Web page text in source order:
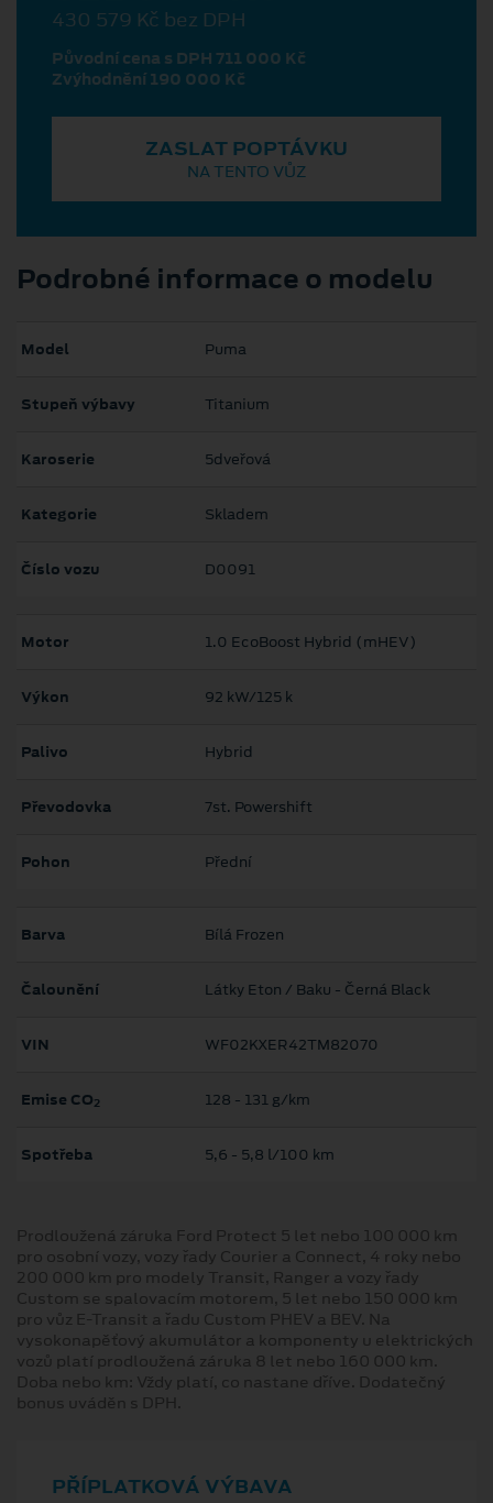
430 579 Kč bez DPH
Původní cena s DPH 711 000 Kč
Zvýhodnění 190 000 Kč
ZASLAT POPTÁVKU
NA TENTO VŮZ
Podrobné informace o modelu
Model Puma
Stupeň výbavy Titanium
Karoserie 5dveřová
Kategorie Skladem
Číslo vozu D0091
Motor 1.0 EcoBoost Hybrid (mHEV)
Výkon 92 kW/125 k
Palivo Hybrid
Převodovka 7st. Powershift
Pohon Přední
Barva Bílá Frozen
Čalounění Látky Eton / Baku - Černá Black
VIN WF02KXER42TM82070
Emise CO2 128 ‐ 131 g/km
Spotřeba 5,6 ‐ 5,8 l/100 km
Prodloužená záruka Ford Protect 5 let nebo 100 000 km
pro osobní vozy, vozy řady Courier a Connect, 4 roky nebo
200 000 km pro modely Transit, Ranger a vozy řady
Custom se spalovacím motorem, 5 let nebo 150 000 km
pro vůz E-Transit a řadu Custom PHEV a BEV. Na
vysokonapěťový akumulátor a komponenty u elektrických
vozů platí prodloužená záruka 8 let nebo 160 000 km.
Doba nebo km: Vždy platí, co nastane dříve. Dodatečný
bonus uváděn s DPH.
PŘÍPLATKOVÁ VÝBAVA